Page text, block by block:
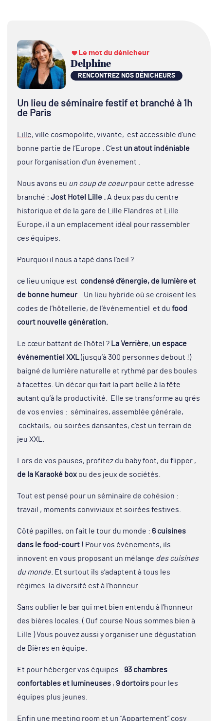
Le mot du dénicheur
Delphine
RENCONTREZ NOS DÉNICHEURS
Un lieu de séminaire festif et branché à 1h
de Paris
Lille, ville cosmopolite, vivante, est accessible d’une
bonne partie de l’Europe . C’est un atout indéniable
pour l’organisation d’un évenement .
Nous avons eu un coup de coeurpour cette adresse
branché : Jost Hotel Lille .A deux pas du centre
historique et de la gare de Lille Flandres et Lille
Europe, il a un emplacement idéal pour rassembler
ces équipes.
Pourquoi il nous a tapé dans l’oeil ?
ce lieu unique est condensé d’énergie, de lumière et
de bonne humeur . Un lieu hybride où se croisent les
codes de l’hôtellerie, de l’événementiel et du food
court nouvelle génération.
Le cœur battant de l’hôtel ? La Verrière, un espace
événementiel XXL(jusqu’à 300 personnes debout !)
baigné de lumière naturelle et rythmé par des boules
à facettes. Un décor qui fait la part belle à la fête
autant qu’à la productivité. Elle se transforme au grés
de vos envies : séminaires, assemblée générale,
cocktails, ou soirées dansantes, c’est un terrain de
jeu XXL.
Lors de vos pauses, profitez du baby foot, du flipper ,
de la Karaoké box ou des jeux de sociétés.
Tout est pensé pour un séminaire de cohésion :
travail , moments conviviaux et soirées festives.
Côté papilles, on fait le tour du monde : 6 cuisines
dans le food-court ! Pour vos événements, ils
innovent en vous proposant un mélange des cuisines
du monde. Et surtout ils s’adaptent à tous les
régimes. la diversité est à l’honneur.
Sans oublier le bar qui met bien entendu à l’honneur
des bières locales. ( Ouf course Nous sommes bien à
Lille ) Vous pouvez aussi y organiser une dégustation
de Bières en équipe.
Et pour héberger vos équipes : 93 chambres
confortables et lumineuses , 9 dortoirs pour les
équipes plus jeunes.
Enfin une meeting room et un “Appartement” cosy